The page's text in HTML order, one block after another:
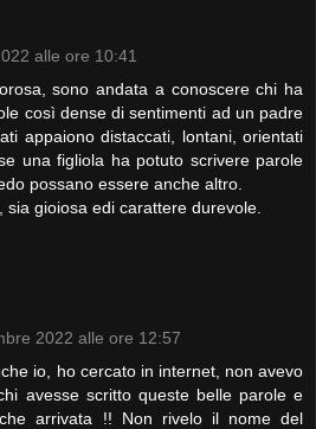
alle ore 10:41
sono andata a conoscere chi ha
così dense di sentimenti ad un padre
appaiono distaccati, lontani, orientati
una figliola ha potuto scrivere parole
possano essere anche altro.
sia gioiosa edi carattere durevole.
2022 alle ore 12:57
io, ho cercato in internet, non avevo
avesse scritto queste belle parole e
arrivata !! Non rivelo il nome del